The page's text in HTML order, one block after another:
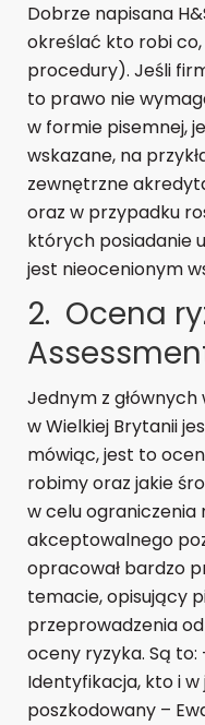
Dobrze napisana
określać kto robi
procedury). Jeśli
to prawo nie
w formie pisemnej,
wskazane, na
zewnętrzne
oraz w przypadku
których posiadanie
jest nieocenionym
2. Ocena
Jednym z
w Wielkiej Brytanii
mówiąc, jest to
robimy oraz jakie
w celu ograniczenia
akceptowalnego
opracował bardzo
temacie, opisujący
przeprowadzenia
oceny ryzyka. Są to:
Identyfikacja, kto i
poszkodowany –